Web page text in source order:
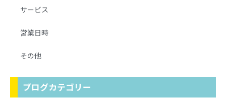
サービス
営業日時
その他
ブログカテゴリー